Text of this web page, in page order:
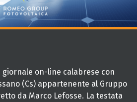
giornale on-line calabrese con
(Cs) appartenente al Gruppo
da Marco Lefosse. La testata